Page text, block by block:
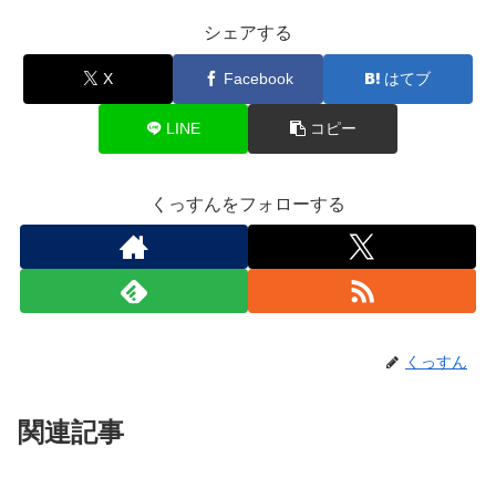
シェアする
X Facebook はてブ
LINE コピー
くっすんをフォローする
くっすん
関連記事